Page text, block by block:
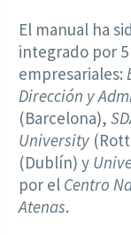
El manual ha
integrado por
empresariales:
Dirección y
(Barcelona),
University
(Dublín) y
por el Centro
Atenas.